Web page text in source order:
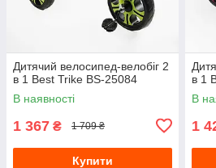
Дитячий велосипед-велобіг 2
в 1 Best Trike BS-25084
В наявності
1 367 ₴ 1 709 ₴
Купити
в 1
В
1